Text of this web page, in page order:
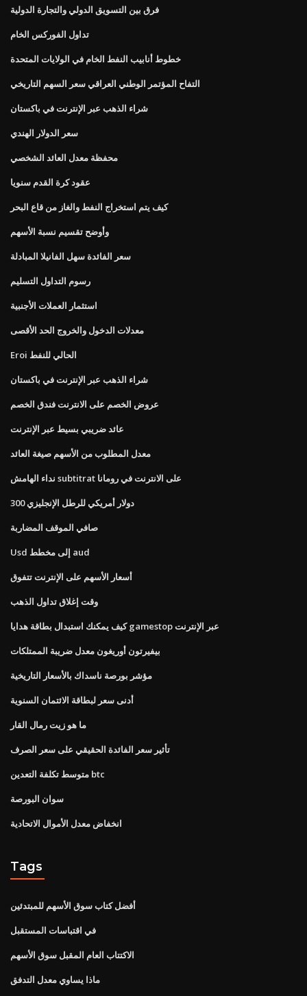
فرق بين التسويق الدولي والتجارة الدولية
تداول الفوركس الخام
خطوط أنابيب النفط الخام في الولايات المتحدة
التفاح المؤتمر الوطني العراقي سعر السهم التاريخي
شراء الذهب عبر الإنترنت في باكستان
سعر الدولار الهندي
محفظة معدل العائد الشخصي
عقود كرة القدم سنويا
كيف يتم استخراج النفط والغاز من قاع البحر
وأوضح تقسيم نسبة الأسهم
سعر الفائدة سهل الفانيلا المبادلة
رسوم التداول التسليم
استثمار العملات الأجنبية
معدلات الدخول والخروج الحد الأقصى
Eroi الحالي للنفط
شراء الذهب عبر الإنترنت في باكستان
عروض الخصم على الانترنت فندق الخصم
عائد ضريبي بسيط عبر الإنترنت
معدل المطلوب من الأسهم صيغة العائد
نداء الهامش subtitrat على الانترنت في رومانا
300 دولار أمريكي للرطل الإنجليزي
صافي الموقف المضاربة
Usd إلى مخطط aud
أسعار الأسهم على الإنترنت تتفوق
وقت إغلاق تداول الذهب
كيف يمكنك استبدال بطاقة هدايا gamestop عبر الإنترنت
بيفيرتون أوريغون معدل ضريبة الممتلكات
مؤشر بورصة ناسداك بالأسعار التاريخية
أدنى سعر لبطاقة الائتمان السنوية
ما هو زيت رمال القار
تأثير سعر الفائدة الحقيقي على سعر الصرف
متوسط ​​تكلفة التعدين btc
سوان البورصة
انخفاض معدل الأموال الاتحادية
Tags
أفضل كتاب سوق الأسهم للمبتدئين
في اقتباسات المستقبل
الاكتتاب العام المقبل سوق الأسهم
ماذا يساوي معدل التدفق